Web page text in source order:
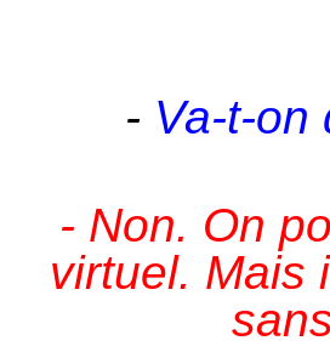
- Va-t-on
- Non. On
virtuel. Mais